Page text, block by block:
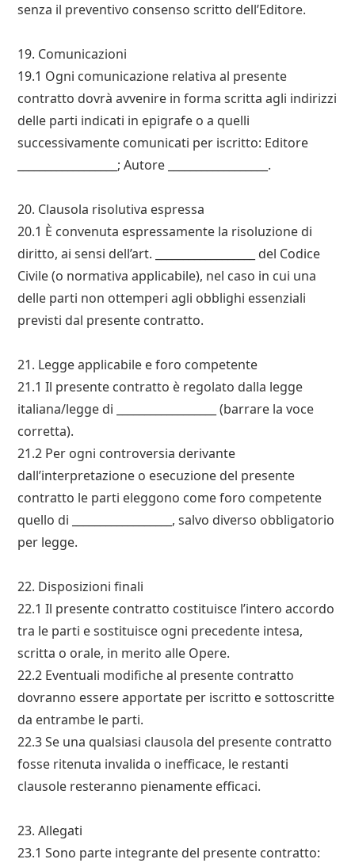
senza il preventivo consenso scritto dell’Editore.
19. Comunicazioni
19.1 Ogni comunicazione relativa al presente
contratto dovrà avvenire in forma scritta agli indirizzi
delle parti indicati in epigrafe o a quelli
successivamente comunicati per iscritto: Editore
__________________; Autore __________________.
20. Clausola risolutiva espressa
20.1 È convenuta espressamente la risoluzione di
diritto, ai sensi dell’art. __________________ del Codice
Civile (o normativa applicabile), nel caso in cui una
delle parti non ottemperi agli obblighi essenziali
previsti dal presente contratto.
21. Legge applicabile e foro competente
21.1 Il presente contratto è regolato dalla legge
italiana/legge di __________________ (barrare la voce
corretta).
21.2 Per ogni controversia derivante
dall’interpretazione o esecuzione del presente
contratto le parti eleggono come foro competente
quello di __________________, salvo diverso obbligatorio
per legge.
22. Disposizioni finali
22.1 Il presente contratto costituisce l’intero accordo
tra le parti e sostituisce ogni precedente intesa,
scritta o orale, in merito alle Opere.
22.2 Eventuali modifiche al presente contratto
dovranno essere apportate per iscritto e sottoscritte
da entrambe le parti.
22.3 Se una qualsiasi clausola del presente contratto
fosse ritenuta invalida o inefficace, le restanti
clausole resteranno pienamente efficaci.
23. Allegati
23.1 Sono parte integrante del presente contratto: